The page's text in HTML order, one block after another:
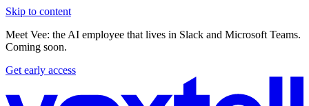
Skip to content
Meet Vee: the AI employee that lives in Slack and Microsoft Teams.
Coming soon.
Get early access